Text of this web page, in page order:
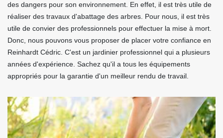
des dangers pour son environnement. En effet, il est très utile de
réaliser des travaux d'abattage des arbres. Pour nous, il est très
utile de convier des professionnels pour effectuer la mise à mort.
Donc, nous pouvons vous proposer de placer votre confiance en
Reinhardt Cédric. C'est un jardinier professionnel qui a plusieurs
années d'expérience. Sachez qu'il a tous les équipements
appropriés pour la garantie d'un meilleur rendu de travail.